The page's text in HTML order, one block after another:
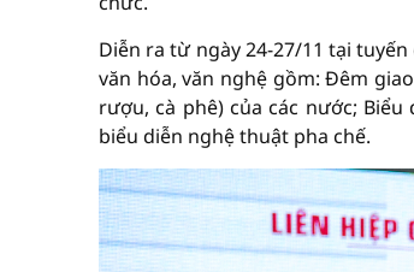
Diễn ra từ ngày 24-27/11 tại
văn hóa, văn nghệ gồm: Đêm
rượu, cà phê) của các nước;
biểu diễn nghệ thuật pha chế.